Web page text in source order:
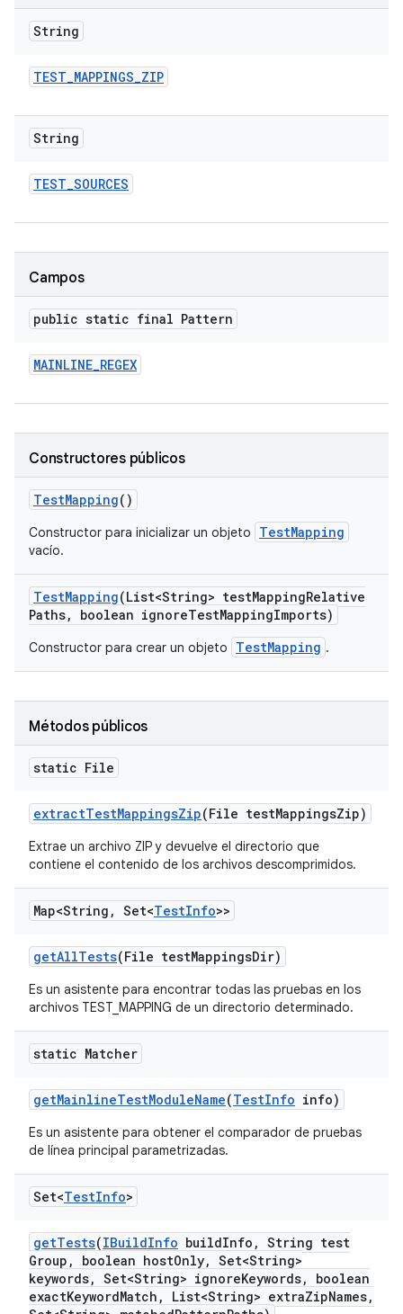
String
TEST_MAPPINGS_ZIP
String
TEST_SOURCES
Campos
public static final Pattern
MAINLINE_REGEX
Constructores públicos
TestMapping()
Constructor para inicializar un objeto TestMapping
vacío.
TestMapping(List<String> testMappingRelative
Paths, boolean ignoreTestMappingImports)
Constructor para crear un objeto TestMapping .
Métodos públicos
static File
extractTestMappingsZip(File testMappingsZip)
Extrae un archivo ZIP y devuelve el directorio que
contiene el contenido de los archivos descomprimidos.
Map<String , Set<TestInfo>>
getAllTests(File testMappingsDir)
Es un asistente para encontrar todas las pruebas en los
archivos TEST_MAPPING de un directorio determinado.
static Matcher
getMainlineTestModuleName(TestInfo info)
Es un asistente para obtener el comparador de pruebas
de línea principal parametrizadas.
Set<TestInfo>
getTests(IBuildInfo buildInfo , String test
Group , boolean hostOnly, Set<String>
keywords, Set<String> ignoreKeywords,
boolean
exactKeywordMatch , List<String> extraZipNames,